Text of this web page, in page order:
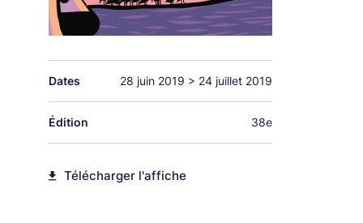
Dates 28 juin 2019 > 24 juillet 2019
Édition 38e
Télécharger l'affiche